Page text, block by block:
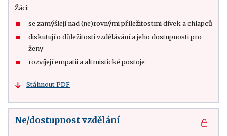
Žáci:
se zamýšlejí nad (ne)rovnými příležitostmi dívek a chlapců
diskutují o důležitosti vzdělávání a jeho dostupnosti pro
ženy
rozvíjejí empatii a altruistické postoje
Stáhnout PDF
Ne/dostupnost vzdělání